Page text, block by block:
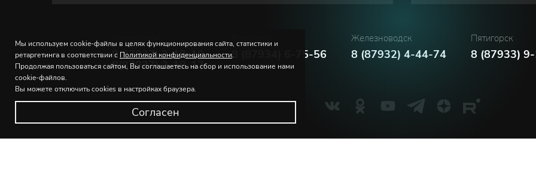
Кисловодск
8(87937) 2-18-18
8(87937) 2-18-17
8 (87934) 6-75-56
Железноводск
8 (87932) 4-44-74
Пятигорск
8 (87933)
Мы используем cookie-файлы в целях функционирования сайта, статистики и
ретаргетинга в соответствии с Политикой конфиденциальности.
Продолжая пользоваться сайтом, Вы соглашаетесь на сбор и использование нами
cookie-файлов.
Вы можете отключить cookies в настройках браузера.
Согласен